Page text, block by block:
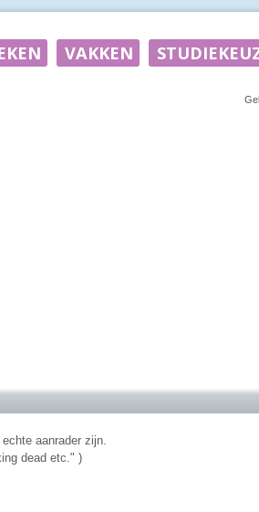
aanrader zijn.
dead etc." )